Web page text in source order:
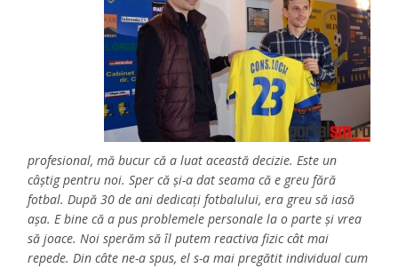
profesional, mă bucur că a luat această decizie. Este un
câștig pentru noi. Sper că și-a dat seama că e greu fără
fotbal. După 30 de ani dedicați fotbalului, era greu să iasă
așa. E bine că a pus problemele personale la o parte și vrea
să joace. Noi sperăm să îl putem reactiva fizic cât mai
repede. Din câte ne-a spus, el s-a mai pregătit individual cum